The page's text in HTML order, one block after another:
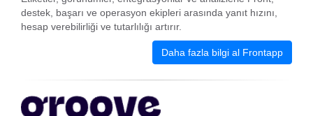
destek, başarı ve operasyon ekipleri arasında yanıt hızını,
hesap verebilirliği ve tutarlılığı artırır.
Daha fazla bilgi al Frontapp